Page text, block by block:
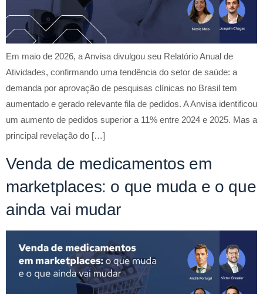
Em maio de 2026, a Anvisa divulgou seu Relatório Anual de
Atividades, confirmando uma tendência do setor de saúde: a
demanda por aprovação de pesquisas clínicas no Brasil tem
aumentado e gerado relevante fila de pedidos. A Anvisa identificou
um aumento de pedidos superior a 11% entre 2024 e 2025. Mas a
principal revelação do […]
Venda de medicamentos em
marketplaces: o que muda e o que
ainda vai mudar